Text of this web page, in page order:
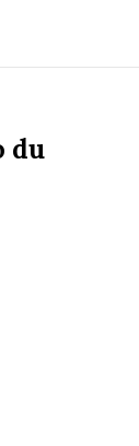
du